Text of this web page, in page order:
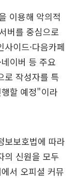
이용해 악의적
버를 중심으로
이드·다음카페
네이버 등 주요
로 작성자를 특
할 예정"이라
보보호법에 따라
의 신원을 모두
서 오피셜 커뮤